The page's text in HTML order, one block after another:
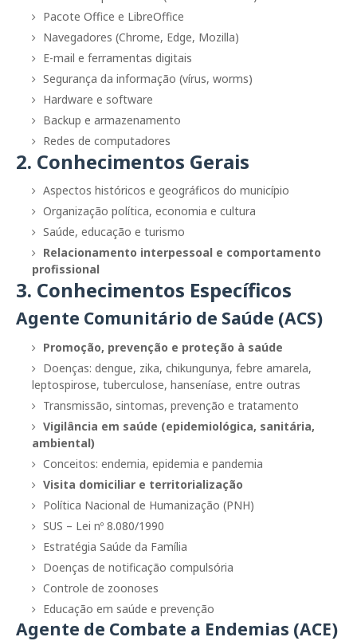
Pacote Office e LibreOffice
Navegadores (Chrome, Edge, Mozilla)
E-mail e ferramentas digitais
Segurança da informação (vírus, worms)
Hardware e software
Backup e armazenamento
Redes de computadores
2. Conhecimentos Gerais
Aspectos históricos e geográficos do município
Organização política, economia e cultura
Saúde, educação e turismo
Relacionamento interpessoal e comportamento
profissional
3. Conhecimentos Específicos
Agente Comunitário de Saúde (ACS)
Promoção, prevenção e proteção à saúde
Doenças: dengue, zika, chikungunya, febre amarela,
leptospirose, tuberculose, hanseníase, entre outras
Transmissão, sintomas, prevenção e tratamento
Vigilância em saúde (epidemiológica, sanitária,
ambiental)
Conceitos: endemia, epidemia e pandemia
Visita domiciliar e territorialização
Política Nacional de Humanização (PNH)
SUS – Lei nº 8.080/1990
Estratégia Saúde da Família
Doenças de notificação compulsória
Controle de zoonoses
Educação em saúde e prevenção
Agente de Combate a Endemias (ACE)